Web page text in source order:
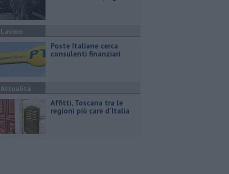
Lavoro
Poste Italiane cerca
consulenti finanziari
Attualità
Affitti, Toscana tra le
regioni più care d'Italia